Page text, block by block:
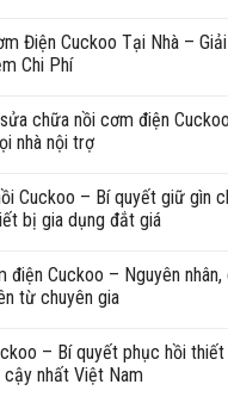
Điện Cuckoo Tại Nhà –
Chi Phí
chữa nồi cơm điện
nhà nội trợ
Cuckoo – Bí quyết giữ gìn
bị gia dụng đắt giá
điện Cuckoo – Nguyên
từ chuyên gia
– Bí quyết phục hồi
cậy nhất Việt Nam